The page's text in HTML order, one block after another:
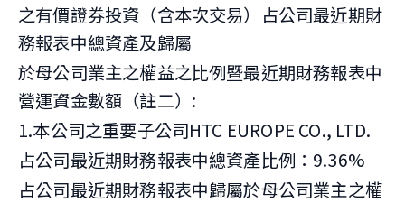
之有價證券投資（含本次交易）占公司最近期財
務報表中總資產及歸屬
於母公司業主之權益之比例暨最近期財務報表中
營運資金數額（註二）:
1.本公司之重要子公司HTC EUROPE CO., LTD.
占公司最近期財務報表中總資產比例：9.36%
占公司最近期財務報表中歸屬於母公司業主之權